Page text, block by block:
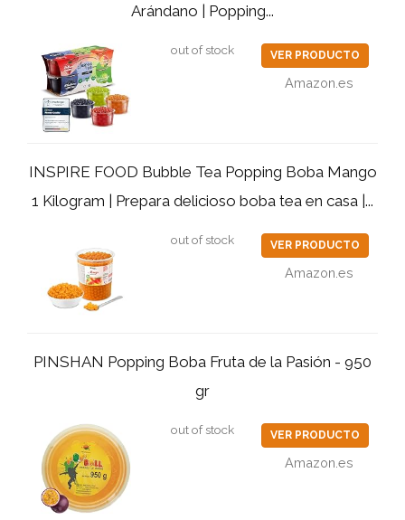
Arándano | Popping...
out of stock VER PRODUCTO
Amazon.es
INSPIRE FOOD Bubble Tea Popping Boba Mango
1 Kilogram | Prepara delicioso boba tea en casa |...
out of stock VER PRODUCTO
Amazon.es
PINSHAN Popping Boba Fruta de la Pasión - 950
gr
out of stock VER PRODUCTO
Amazon.es